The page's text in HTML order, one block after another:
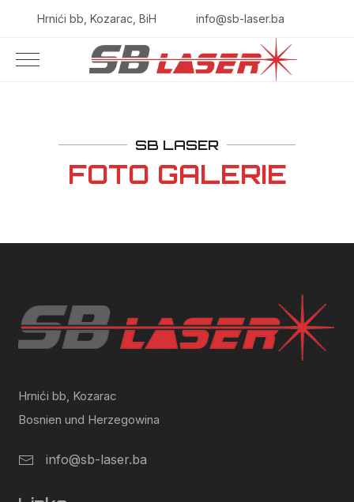
Hrnići bb, Kozarac, BiH info@sb-laser.ba
SB LASER
FOTO GALERIE
Hrnići bb, Kozarac
Bosnien und Herzegowina
info@sb-laser.ba